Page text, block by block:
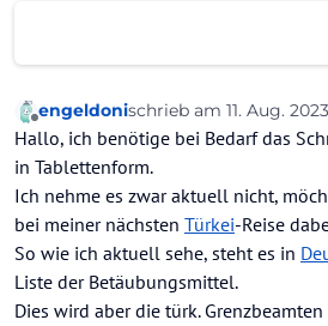
Offline
engeldonischrieb am 11. Aug.
zuletzt editiert von
Hallo, ich benötige bei Bedarf das
in Tablettenform.
Ich nehme es zwar aktuell nicht,
bei meiner nächsten Türkei-Reise
So wie ich aktuell sehe, steht es in
Liste der Betäubungsmittel.
Dies wird aber die türk.